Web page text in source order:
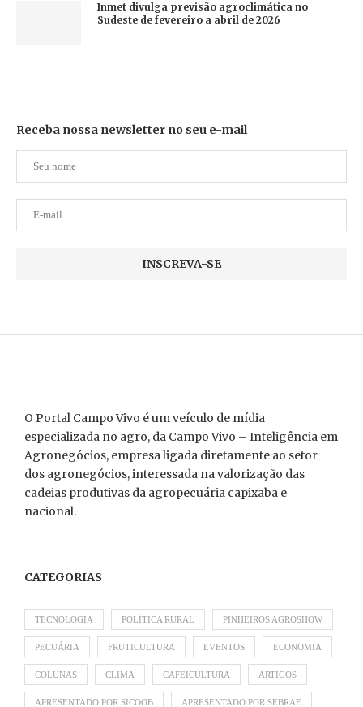
Inmet divulga previsão agroclimática no
Sudeste de fevereiro a abril de 2026
Receba nossa newsletter no seu e-mail
O Portal Campo Vivo é um veículo de mídia
especializada no agro, da Campo Vivo – Inteligência em
Agronegócios, empresa ligada diretamente ao setor
dos agronegócios, interessada na valorização das
cadeias produtivas da agropecuária capixaba e
nacional.
CATEGORIAS
TECNOLOGIA POLÍTICA RURAL PINHEIROS AGROSHOW
PECUÁRIA FRUTICULTURA EVENTOS ECONOMIA
COLUNAS CLIMA CAFEICULTURA ARTIGOS
APRESENTADO POR SICOOB APRESENTADO POR SEBRAE